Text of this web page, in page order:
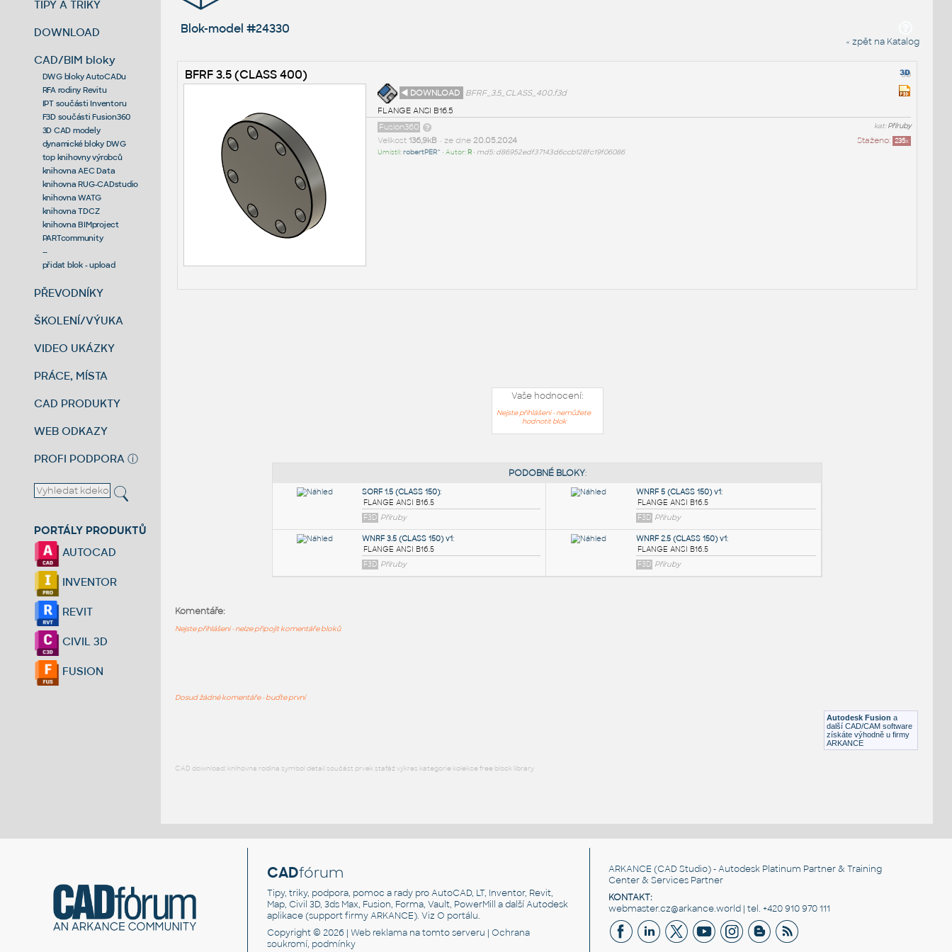
TIPY A TRIKY
DOWNLOAD
CAD/BIM bloky
DWG bloky AutoCADu
RFA rodiny Revitu
IPT součásti Inventoru
F3D součásti Fusion360
3D CAD modely
dynamické bloky DWG
top knihovny výrobců
knihovna AEC Data
knihovna RUG-CADstudio
knihovna WATG
knihovna TDCZ
knihovna BIMproject
PARTcommunity
--
přidat blok - upload
PŘEVODNÍKY
ŠKOLENÍ/VÝUKA
VIDEO UKÁZKY
PRÁCE, MÍSTA
CAD PRODUKTY
WEB ODKAZY
PROFI PODPORA ⓘ
PORTÁLY PRODUKTŮ
AUTOCAD
INVENTOR
REVIT
CIVIL 3D
FUSION
Blok-model #24330
« zpět na Katalog
BFRF 3.5 (CLASS 400)
◄ DOWNLOAD
BFRF_3.5_CLASS_400.f3d
FLANGE ANSI B16.5
kat:Příruby
Fusion360
Staženo: 235x
Velikost 136,9kB• ze dne 20.05.2024
Umístil:robertPER^ • Autor: R• md5: d86952edf37143d6ccb128fc19f06086
Vaše hodnocení:
Nejste přihlášeni - nemůžete
hodnotit blok
Autodesk Fusion a
další CAD/CAM software
získáte výhodně u firmy
ARKANCE
Komentáře:
Nejste přihlášeni - nelze připojit komentáře bloků
Dosud žádné komentáře - buďte první
CAD download: knihovna rodina symbol detail součást prvek stafáž výkres kategorie kolekce free block library
CADfórum
Tipy, triky, podpora, pomoc a rady pro AutoCAD, LT, Inventor, Revit,
Map, Civil 3D, 3ds Max, Fusion, Forma, Vault, PowerMill a další Autodesk
aplikace (support firmy ARKANCE). VizO portálu.
Copyright © 2026 |Web reklama na tomto serveru |Ochrana
soukromí, podmínky
ARKANCE (CAD Studio) - Autodesk Platinum Partner & Training
Center & Services Partner
KONTAKT:
webmaster.cz@arkance.world | tel. +420 910 970 111